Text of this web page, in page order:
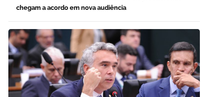
chegam a acordo em nova audiência